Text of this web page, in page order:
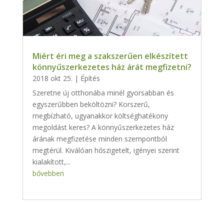
Miért éri meg a szakszerűen elkészített
könnyűszerkezetes ház árát megfizetni?
2018 okt 25. | Építés
Szeretne új otthonába minél gyorsabban és
egyszerűbben beköltözni? Korszerű,
megbízható, ugyanakkor költséghatékony
megoldást keres? A könnyűszerkezetes ház
árának megfizetése minden szempontból
megtérül. Kiválóan hőszigetelt, igényei szerint
kialakított,...
bővebben